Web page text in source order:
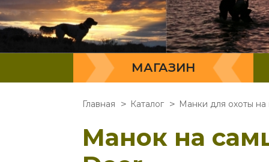
МАГАЗИН
Главная Каталог Манки для охоты на
Манок на